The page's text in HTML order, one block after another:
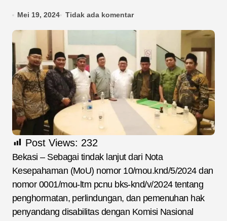
Mei 19, 2024 Tidak ada komentar
Post Views: 232
Bekasi – Sebagai tindak lanjut dari Nota
Kesepahaman (MoU) nomor 10/mou.knd/5/2024 dan
nomor 0001/mou-ltm pcnu bks-knd/v/2024 tentang
penghormatan, perlindungan, dan pemenuhan hak
penyandang disabilitas dengan Komisi Nasional